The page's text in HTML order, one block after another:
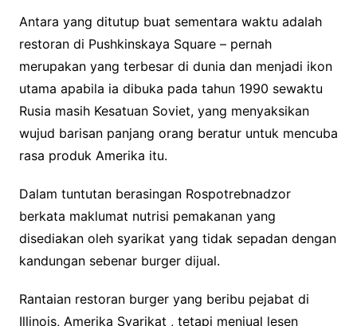
Antara yang ditutup buat sementara waktu adalah
restoran di Pushkinskaya Square – pernah
merupakan yang terbesar di dunia dan menjadi ikon
utama apabila ia dibuka pada tahun 1990 sewaktu
Rusia masih Kesatuan Soviet, yang menyaksikan
wujud barisan panjang orang beratur untuk mencuba
rasa produk Amerika itu.
Dalam tuntutan berasingan Rospotrebnadzor
berkata maklumat nutrisi pemakanan yang
disediakan oleh syarikat yang tidak sepadan dengan
kandungan sebenar burger dijual.
Rantaian restoran burger yang beribu pejabat di
Illinois, Amerika Syarikat , tetapi menjual lesen